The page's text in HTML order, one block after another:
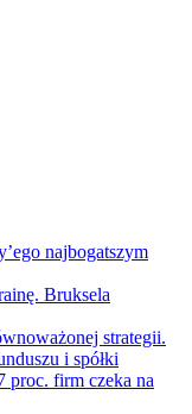
najbogatszym
Bruksela
strategii.
i spółki
proc. firm czeka na